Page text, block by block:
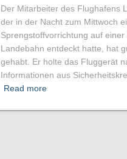
Der Mitarbeiter des Flughafens
der in der Nacht zum Mittwoch
Sprengstoffvorrichtung auf einer
Landebahn entdeckt hatte, hat
gehabt. Er holte das Fluggerät
Informationen aus
Read more